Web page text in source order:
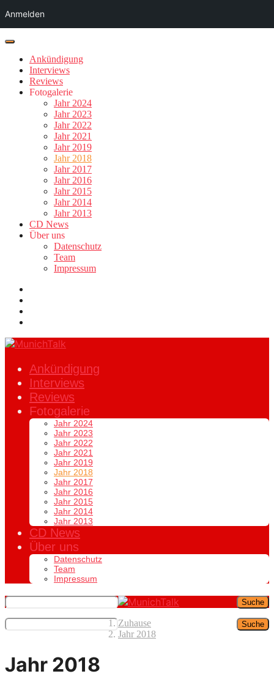
Anmelden
Ankündigung
Interviews
Reviews
Fotogalerie
Jahr 2024
Jahr 2023
Jahr 2022
Jahr 2021
Jahr 2019
Jahr 2018
Jahr 2017
Jahr 2016
Jahr 2015
Jahr 2014
Jahr 2013
CD News
Über uns
Datenschutz
Team
Impressum
Ankündigung
Interviews
Reviews
Fotogalerie
Jahr 2024
Jahr 2023
Jahr 2022
Jahr 2021
Jahr 2019
Jahr 2018
Jahr 2017
Jahr 2016
Jahr 2015
Jahr 2014
Jahr 2013
CD News
Über uns
Datenschutz
Team
Impressum
Suche
Suche
Zuhause
Jahr 2018
Jahr 2018